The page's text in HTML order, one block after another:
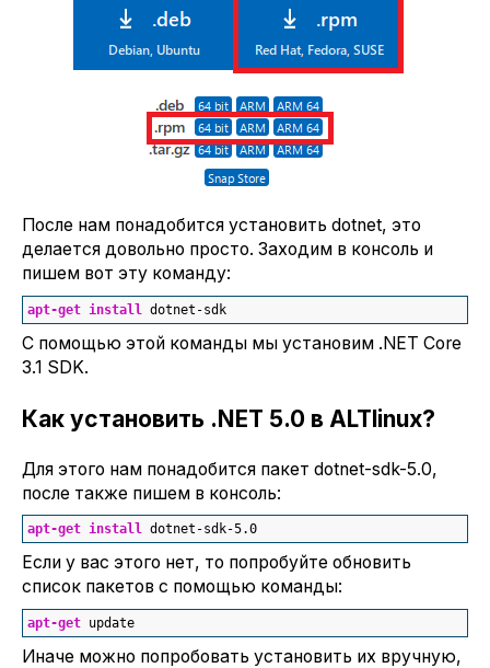
После нам понадобится установить dotnet, это
делается довольно просто. Заходим в консоль и
пишем вот эту команду:
apt-get install dotnet-sdk
C помощью этой команды мы установим .NET Core
3.1 SDK.
Как установить .NET 5.0 в ALTlinux?
Для этого нам понадобится пакет dotnet-sdk-5.0,
после также пишем в консоль:
apt-get install dotnet-sdk-5.0
Если у вас этого нет, то попробуйте обновить
список пакетов с помощью команды:
apt-get update
Иначе можно попробовать установить их вручную,